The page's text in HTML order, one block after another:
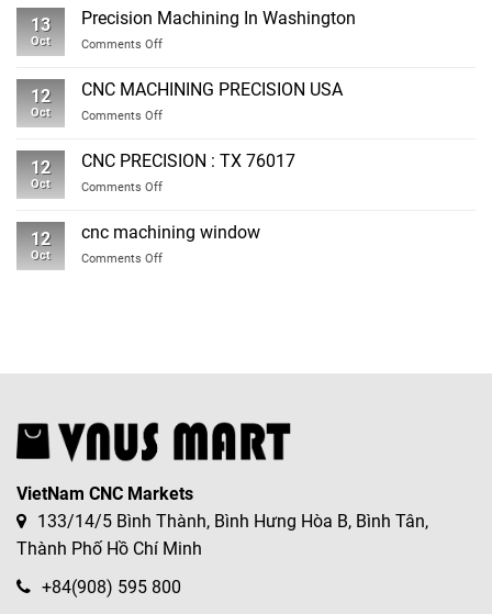
Machining
CA
90248,
13
Oct
Precision Machining In Washington
Comments Offon
Machining
In
Washington
12
Oct
CNC MACHINING PRECISION USA
Comments Offon
MACHINING
PRECISION
USA
12
Oct
CNC PRECISION : TX 76017
Comments Offon
PRECISION
:
TX
12
Oct
cnc machining window
Comments Offon
VietNam CNC Markets
133/14/5 Bình Thành, Bình Hưng Hòa B, Bình Tân,
Thành Phố Hồ Chí Minh
+84(908) 595 800